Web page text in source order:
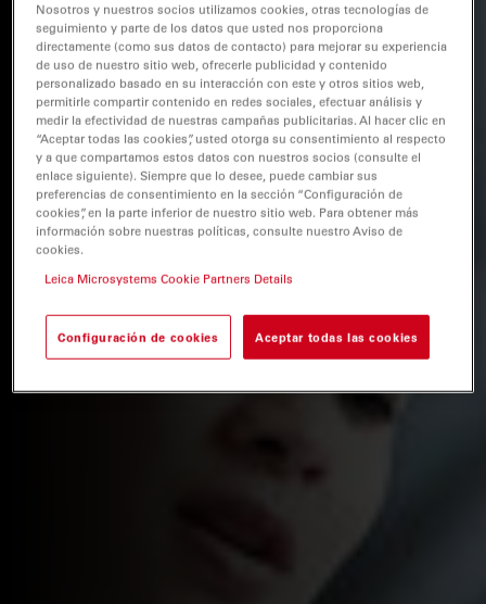
Nosotros y nuestros socios utilizamos cookies, otras tecnologías de
seguimiento y parte de los datos que usted nos proporciona
directamente (como sus datos de contacto) para mejorar su experiencia
de uso de nuestro sitio web, ofrecerle publicidad y contenido
personalizado basado en su interacción con este y otros sitios web,
permitirle compartir contenido en redes sociales, efectuar análisis y
medir la efectividad de nuestras campañas publicitarias. Al hacer clic en
“Aceptar todas las cookies”, usted otorga su consentimiento al respecto
y a que compartamos estos datos con nuestros socios (consulte el
enlace siguiente). Siempre que lo desee, puede cambiar sus
preferencias de consentimiento en la sección “Configuración de
cookies”, en la parte inferior de nuestro sitio web. Para obtener más
información sobre nuestras políticas, consulte nuestro Aviso de
cookies.
Leica Microsystems Cookie Partners Details
Configuración de cookies Aceptar todas las cookies